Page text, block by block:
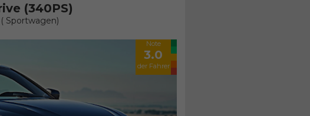
(340PS)
Sportwagen)
Note
3.0
der Fahrer